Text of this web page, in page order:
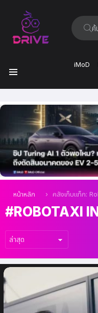
ค้นหา:
iMoD
ล่าสุด
คุณอยู่ที่นี่:
หน้าหลัก คลังเก็บแท็ก: Robotaxi
ROBOTAXI
เรื่อง
ล่าสุด